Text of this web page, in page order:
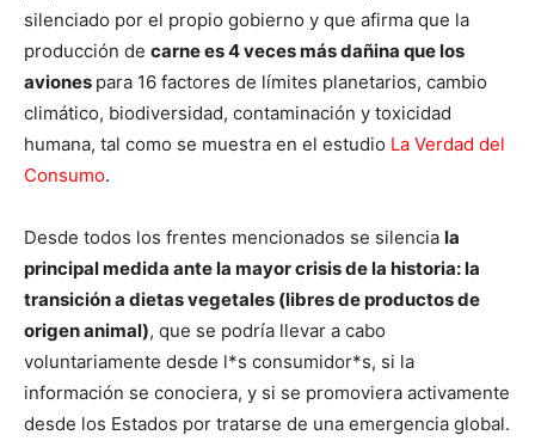
silenciado por el propio gobierno y que afirma que la
producción de carne es 4 veces más dañina que los
aviones para 16 factores de límites planetarios, cambio
climático, biodiversidad, contaminación y toxicidad
humana, tal como se muestra en el estudio La Verdad del
Consumo.
Desde todos los frentes mencionados se silencia la
principal medida ante la mayor crisis de la historia: la
transición a dietas vegetales (libres de productos de
origen animal), que se podría llevar a cabo
voluntariamente desde l*s consumidor*s, si la
información se conociera, y si se promoviera activamente
desde los Estados por tratarse de una emergencia global.